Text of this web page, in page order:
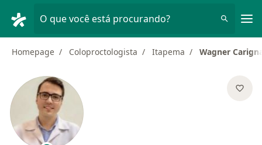
O que você está procurando?
Homepage Coloproctologista Itapema Wagner